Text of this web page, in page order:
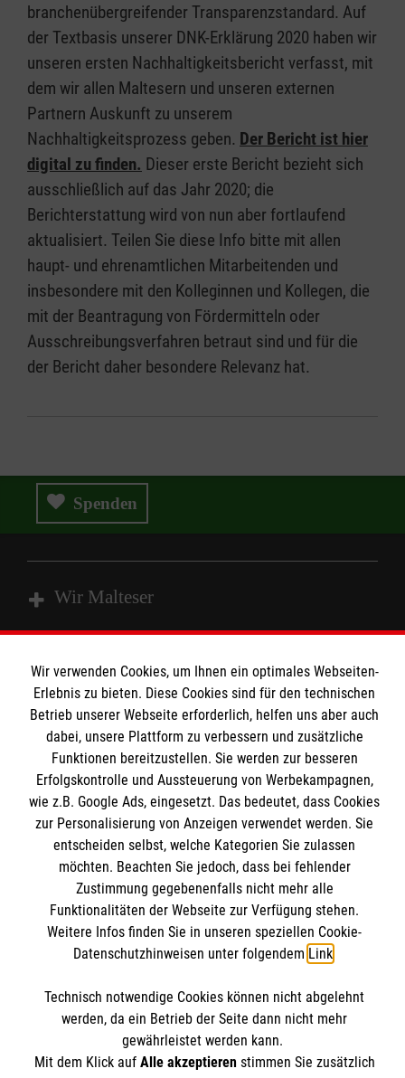
branchenübergreifender Transparenzstandard. Auf
der Textbasis unserer DNK-Erklärung 2020 haben wir
unseren ersten Nachhaltigkeitsbericht verfasst, mit
dem wir allen Maltesern und unseren externen
Partnern Auskunft zu unserem
Nachhaltigkeitsprozess geben. Der Bericht ist hier
digital zu finden. Dieser erste Bericht bezieht sich
ausschließlich auf das Jahr 2020; die
Berichterstattung wird von nun aber fortlaufend
aktualisiert. Teilen Sie diese Info bitte mit allen
haupt- und ehrenamtlichen Mitarbeitenden und
insbesondere mit den Kolleginnen und Kollegen, die
mit der Beantragung von Fördermitteln oder
Ausschreibungsverfahren betraut sind und für die
der Bericht daher besondere Relevanz hat.
Spenden
Wir Malteser
Angebote und Leistungen
Unsere Kurse
Mitarbeiten
Wir Malteser
Informationen
Kontakt
Pressestelle
Impressum
Malteser online
Malteserorden
Malteser Jugend
Malteser International
Sharepoint
Spendenkonto
Empfänger: Malteser Hilfsdienst e.V.
IBAN: DE103 7060 120 120 120 0001 2
BIC: GENODED 1PA7
Soziale Netzwerke
Wir verwenden Cookies, um Ihnen ein optimales Webseiten-
Erlebnis zu bieten. Diese Cookies sind für den technischen
Betrieb unserer Webseite erforderlich, helfen uns aber auch
dabei, unsere Plattform zu verbessern und zusätzliche
Funktionen bereitzustellen. Sie werden zur besseren
Erfolgskontrolle und Aussteuerung von Werbekampagnen,
wie z.B. Google Ads, eingesetzt. Das bedeutet, dass Cookies
zur Personalisierung von Anzeigen verwendet werden. Sie
entscheiden selbst, welche Kategorien Sie zulassen
möchten. Beachten Sie jedoch, dass bei fehlender
Zustimmung gegebenenfalls nicht mehr alle
Funktionalitäten der Webseite zur Verfügung stehen.
Weitere Infos finden Sie in unseren speziellen Cookie-
Datenschutzhinweisen unter folgendem Link.
Technisch notwendige Cookies können nicht abgelehnt
werden, da ein Betrieb der Seite dann nicht mehr
gewährleistet werden kann.
Mit dem Klick auf Alle akzeptierenstimmen Sie zusätzlich